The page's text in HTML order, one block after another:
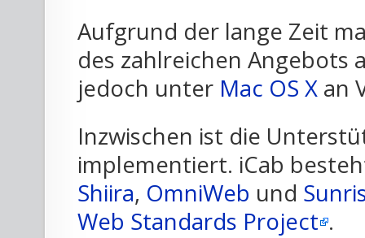
Aufgrund der lange Zeit
des zahlreichen Angebots
jedoch unter Mac OS X an
Inzwischen ist die
implementiert. iCab
Shiira, OmniWeb und
Web Standards Project .